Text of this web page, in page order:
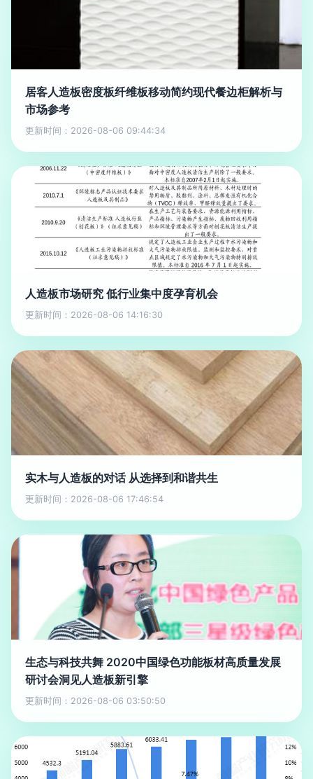
居客人造板密度板纤维板移动简约现代餐边柜解析与
市场参考
更新时间：2026-08-06 09:44:34
人造板市场研究 低行业集中度孕育机会
更新时间：2026-08-06 14:16:30
实木与人造板的对话 从选择到和谐共生
更新时间：2026-08-06 17:46:54
生态与科技共舞 2020中国绿色功能板材高质量发展
研讨会洞见人造板新引擎
更新时间：2026-08-06 03:50:50